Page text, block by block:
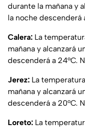
durante la mañana y
la noche descenderá
Calera: La
mañana y alcanzará
descenderá a 24°C.
Jerez: La
mañana y alcanzará
descenderá a 20°C.
Loreto: La